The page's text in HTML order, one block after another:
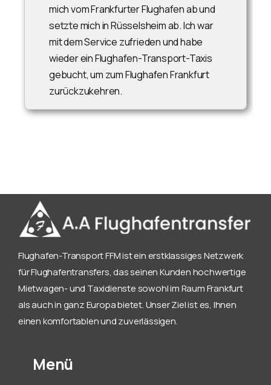
mich vom Frankfurter Flughafen ab und
setzte mich in Rüsselsheim ab. Ich war
mit dem Service zufrieden und habe
wieder ein Flughafen-Transport-Taxis
gebucht, um zum Flughafen Frankfurt
zurückzukehren.
Flughafen-Transport FFM ist ein erstklassiges Netzwerk
für Flughafentransfers, das seinen Kunden hochwertige
Mietwagen- und Taxidienste sowohl im Raum Frankfurt
als auch in ganz Europa bietet. Unser Ziel ist es, Ihnen
einen komfortablen und zuverlässigen.
Menü